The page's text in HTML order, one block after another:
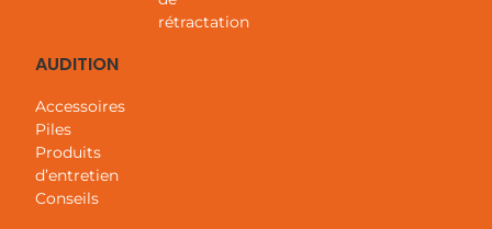
BESOIN D’AIDE
pour vous aider.
rétractation
AUDITION
Accessoires
Piles
Produits
d’entretien
Conseils